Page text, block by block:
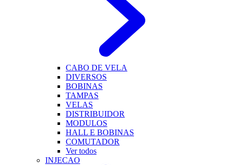
CABO DE VELA
DIVERSOS
BOBINAS
TAMPAS
VELAS
DISTRIBUIDOR
MODULOS
HALL E BOBINAS
COMUTADOR
Ver todos
INJECAO